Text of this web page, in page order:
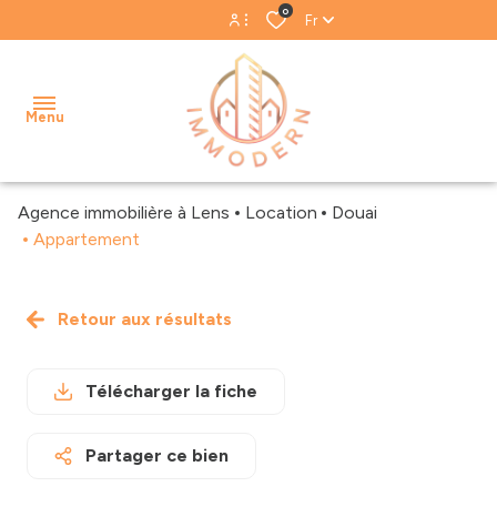
Espace propriétaire
Espace gestion
0
Fr
Menu
accueil
louer
locative
Biens
vendus
Biens
Notre
équipe
Nos
clients
Agence immobilière à Lens Location
Douai
Appartement
Retour aux résultats
Télécharger la fiche
Partager ce bien